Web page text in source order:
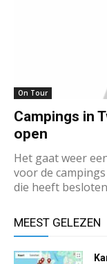
On Tour
Campings in
open
Het gaat weer
voor de
die heeft
MEEST GELEZEN